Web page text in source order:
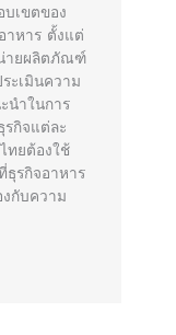
เขตของ
าหาร ตั้งแต่
ายผลิตภัณฑ์
ะเมินความ
นำในการ
กิจแต่ละ
ทยต้องใช้
ธุรกิจอาหาร
งกับความ